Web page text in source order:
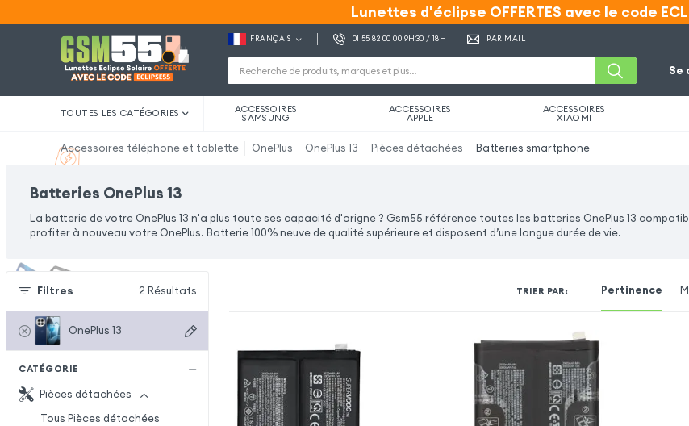
Lunettes d'éclipse OFFERTES avec le code
Lunettes d'éclipse OFFERTES avec le code
FRANÇAIS 01 55 82 00 00 9H30 / 18H PAR MAIL
Se
TOUTES LES CATÉGORIES ACCESSOIRES
SAMSUNG
ACCESSOIRES
APPLE
ACCESSOIRES
XIAOMI
Accessoires téléphone et tablette OnePlus OnePlus 13 Pièces détachées Batteries smartphone
Batteries OnePlus 13
La batterie de votre OnePlus 13 n'a plus toute ses capacité d'origne ? Gsm55 référence toutes les batteries OnePlus 13
profiter à nouveau votre OnePlus. Batterie 100% neuve de qualité supérieure et disposent d’une longue durée de vie.
Filtres 2 Résultats
OnePlus 13
CATÉGORIE
Pièces détachées
Tous Pièces détachées
TRIER PAR: Pertinence